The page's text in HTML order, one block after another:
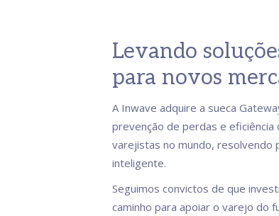
Levando
para novos
A Inwave adquire a sueca
prevenção de perdas e eficiência
varejistas no mundo, resolvendo
inteligente.
Seguimos convictos de que
caminho para apoiar o varejo do